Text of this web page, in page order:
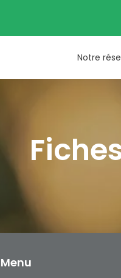
Notre
Menu